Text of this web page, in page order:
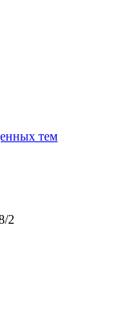
тем
2